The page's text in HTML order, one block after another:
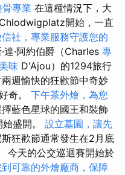
專業 在這種情況下，大
開始，一直
社，專業服務守護您的
達·阿約伯爵（Charles 專
味 D'Ajou）的1294旅行
週愉快的狂歡節中奇妙
奇。 下午茶外燴，為您
藍色星球的國王和裝飾
盛開。 設立墓園，讓先
斯狂歡節通常發生在2月底
今天的公交巡迴賽開始於
可靠的外燴廠商，保障